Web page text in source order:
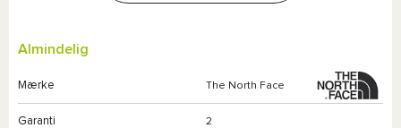
Almindelig
Mærke The North Face
Garanti 2